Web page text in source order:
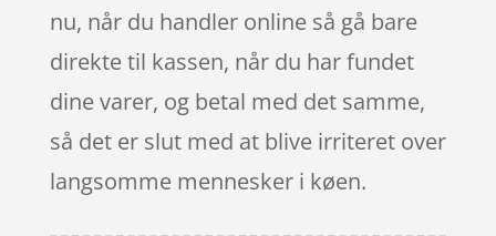
nu, når du handler online så gå bare
direkte til kassen, når du har fundet
dine varer, og betal med det samme,
så det er slut med at blive irriteret over
langsomme mennesker i køen.